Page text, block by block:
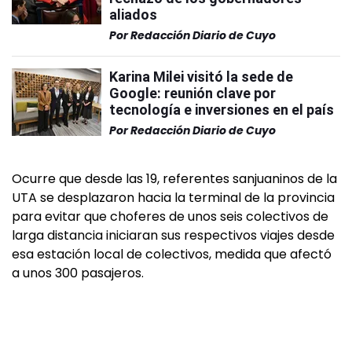
aliados
PorRedacción Diario de Cuyo
Karina Milei visitó la sede de
Google: reunión clave por
tecnología e inversiones en el país
PorRedacción Diario de Cuyo
Ocurre que desde las 19, referentes sanjuaninos de la
UTA se desplazaron hacia la terminal de la provincia
para evitar que choferes de unos seis colectivos de
larga distancia iniciaran sus respectivos viajes desde
esa estación local de colectivos, medida que afectó
a unos 300 pasajeros.